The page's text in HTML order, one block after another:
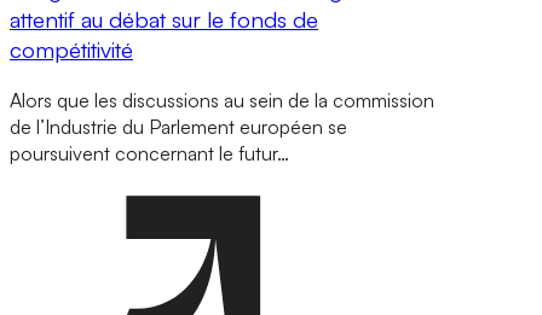
attentif au débat sur le fonds de
compétitivité
Alors que les discussions au sein de la commission
de l’Industrie du Parlement européen se
poursuivent concernant le futur…